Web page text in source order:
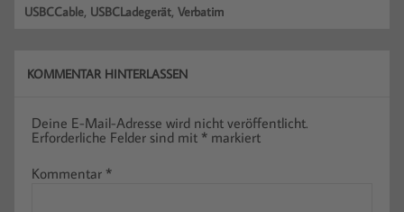
USBCCable USBCLadegerät ,Verbatim
KOMMENTAR HINTERLASSEN
Deine E-Mail-Adresse wird nicht veröffentlicht.
Erforderliche Felder sind mit * markiert
Kommentar *